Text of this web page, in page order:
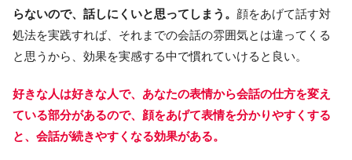
らないので、話しにくいと思ってしまう。 顔をあげて話す対
処法を実践すれば、それまでの会話の雰囲気とは違ってくる
と思うから、効果を実感する中で慣れていけると良い。
好きな人は好きな人で、あなたの表情から会話の仕方を変え
ている部分があるので、顔をあげて表情を分かりやすくする
と、会話が続きやすくなる効果がある。